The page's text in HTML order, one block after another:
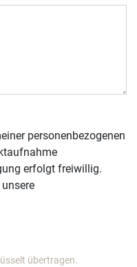
personenbezogenen
erfolgt freiwillig.
übertragen.